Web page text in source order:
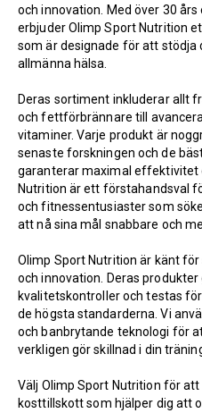
och innovation. Med över 30
erbjuder Olimp Sport Nutrition
som är designade för att stödja
allmänna hälsa.
Deras sortiment inkluderar allt
och fettförbrännare till
vitaminer. Varje produkt är
senaste forskningen och de
garanterar maximal effektivitet
Nutrition är ett förstahandsval
och fitnessentusiaster som
att nå sina mål snabbare och
Olimp Sport Nutrition är känt
och innovation. Deras
kvalitetskontroller och testas
de högsta standarderna. Vi
och banbrytande teknologi för
verkligen gör skillnad i din
Välj Olimp Sport Nutrition för
kosttillskott som hjälper dig att